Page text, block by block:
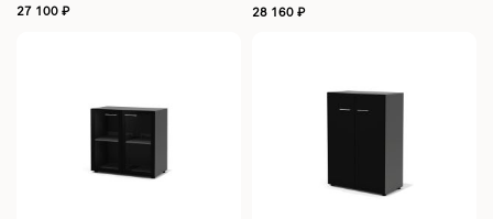
88×46,2×124
27 100 ₽
28 160 ₽